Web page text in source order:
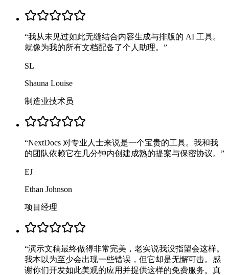
“我从未见过如此无缝结合内容生成与排版的 AI 工具。
就像为我的所有文档配备了个人助理。 ”
SL
Shauna Louise
制造业技术员
“NextDocs 对专业人士来说是一个宝贵的工具。我和我
的团队依赖它在几分钟内创建成熟的提案与保密协议。 ”
EJ
Ethan Johnson
项目经理
“演示文稿最终做得非常完美，老实说我没指望会这样。
我本以为至少会出现一些错误，但它却是无懈可击。感
谢你们开发如此美观的应用并提供这样的免费服务。真